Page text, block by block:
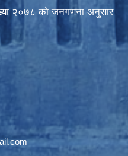
२०७८ काे जनगणना अनुसार